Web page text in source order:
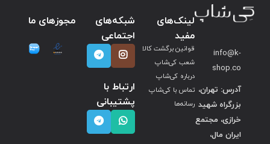
info@k-
shop.co
آدرس: تهران،
بزرگراه شهید
خرازی، مجتمع
ایران مال،
لینک‌های
مفید
قوانین برگشت کالا
شعب کی‌شاپ
درباره کی‌شاپ
تماس با کی‌شاپ
رسانه‌ها
شبکه‌های
اجتماعی
ارتباط با
پشتیبانی
مجوزهای ما